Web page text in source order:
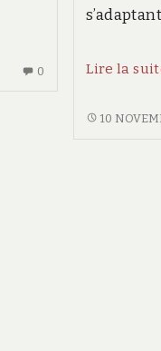
0 AUCUNLire la
PLAQUE
10